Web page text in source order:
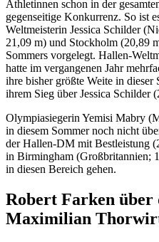
Athletinnen schon in der
gegenseitige Konkurrenz. So ist
Weltmeisterin Jessica Schilder
21,09 m) und Stockholm (20,89
Sommers vorgelegt. Hallen-
hatte im vergangenen Jahr
ihre bisher größte Weite in dieser
ihrem Sieg über Jessica Schilder
Olympiasiegerin Yemisi Mabry
in diesem Sommer noch nicht
der Hallen-DM mit Bestleistung
in Birmingham (Großbritannien;
in diesen Bereich gehen.
Robert Farken über
Maximilian